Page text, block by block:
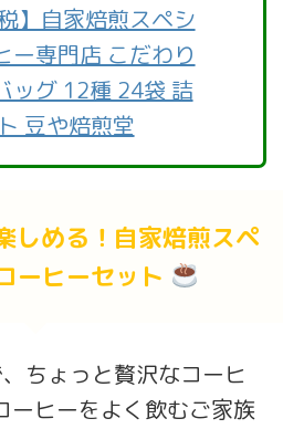
】自家焙煎スペシ
ー専門店 こだわり
ッグ 12種 24袋 詰
豆や焙煎堂
しめる！自家焙煎スペ
ーヒーセット
ちょっと贅沢なコーヒ
ーヒーをよく飲むご家族